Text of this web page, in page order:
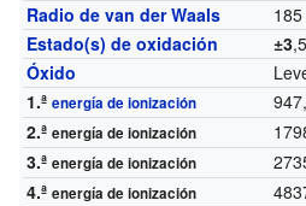
Radio de van der Waals
Estado(s) de oxidación
±3,5
Óxido
1.ªenergía de ionización
2.ªenergía de ionización
3.ªenergía de ionización
4.ªenergía de ionización